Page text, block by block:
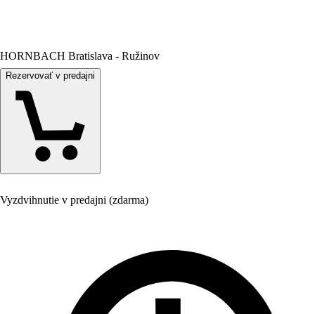
HORNBACH Bratislava - Ružinov
Rezervovať v predajni
Vyzdvihnutie v predajni (zdarma)